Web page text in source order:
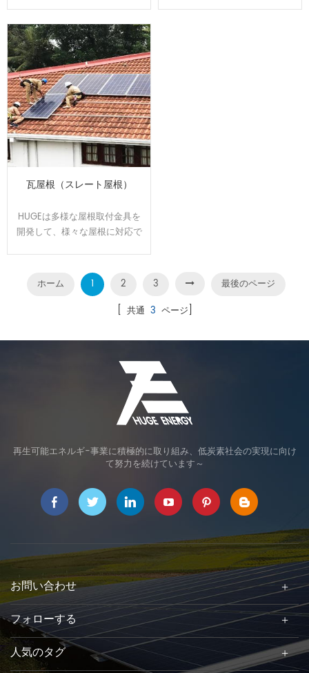
計、製造可能です。効率よく、
施工性に優れた架台です。
瓦屋根（スレート屋根）
HUGEは多様な屋根取付金具を
開発して、様々な屋根に対応で
計、製造可能です。効率よく、
施工性に優れた架台です。
ホーム 1 2 3
最後のページ
[ 共通 3 ページ]
再生可能エネルギ-事業に積極的に取り組み、低炭素社会の実現に向け
て努力を続けています～
お問い合わせ
フォローする
人気のタグ